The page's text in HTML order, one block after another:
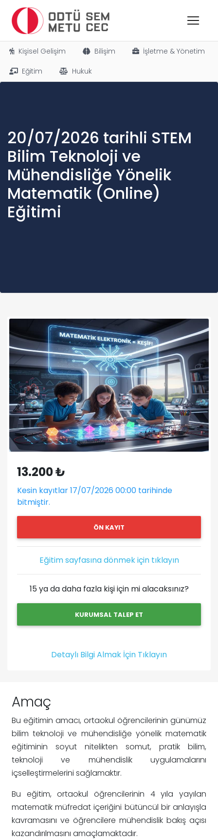
Kişisel Gelişim Bilişim İşletme & Yönetim
Eğitim Hukuk
20/07/2026 tarihli STEM
Bilim Teknoloji ve
Mühendisliğe Yönelik
Matematik (Online)
Eğitimi
13.200 ₺
Kesin kayıtlar 17/07/2026 00:00 tarihinde
bitmiştir.
ÖN KAYIT
Eğitim sayfasına dönmek için tıklayın
15 ya da daha fazla kişi için mi alacaksınız?
KURUMSAL TALEP ET
Detaylı Bilgi Almak İçin Tıklayın
Amaç
Bu eğitimin amacı, ortaokul öğrencilerinin günümüz
bilim teknoloji ve mühendisliğe yönelik matematik
eğitiminin soyut nitelikten somut, pratik bilim,
teknoloji ve mühendislik uygulamalarını
içselleştirmelerini sağlamaktır.
Bu eğitim, ortaokul öğrencilerinin 4 yıla yayılan
matematik müfredat içeriğini bütüncül bir anlayışla
kavramasını ve öğrencilere mühendislik bakış açısı
kazandırılmasını amaçlamaktadır.